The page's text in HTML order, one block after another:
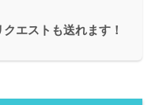
エストも送れます！